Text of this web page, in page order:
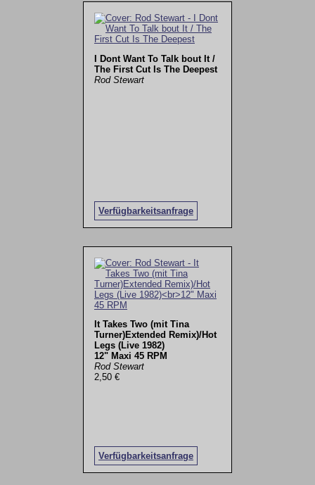
I Dont Want To Talk bout It /
The First Cut Is The Deepest
Rod Stewart
Verfügbarkeitsanfrage
It Takes Two (mit Tina
Turner)Extended Remix)/Hot
Legs (Live 1982)
12" Maxi 45 RPM
Rod Stewart
2,50 €
Verfügbarkeitsanfrage